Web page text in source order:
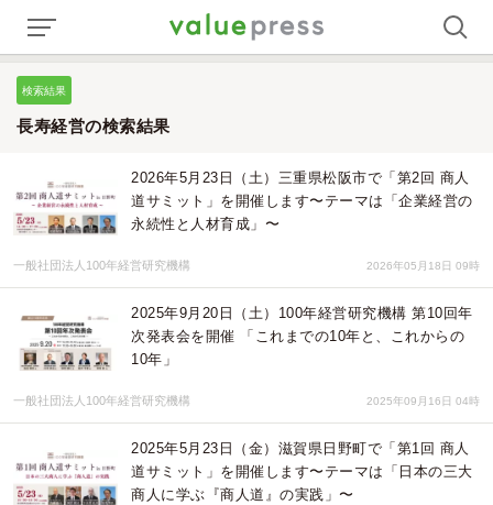
検索結果
長寿経営の検索結果
2026年5月23日（土）三重県松阪市で「第2回 商人
道サミット」を開催します〜テーマは「企業経営の
永続性と人材育成」〜
一般社団法人100年経営研究機構 2026年05月18日 09時
2025年9月20日（土）100年経営研究機構 第10回年
次発表会を開催 「これまでの10年と、これからの
10年」
一般社団法人100年経営研究機構 2025年09月16日 04時
2025年5月23日（金）滋賀県日野町で「第1回 商人
道サミット」を開催します〜テーマは「日本の三大
商人に学ぶ『商人道』の実践」〜